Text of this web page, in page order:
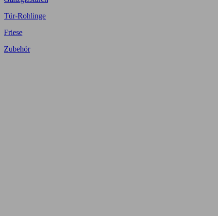
Tür-Rohlinge
Friese
Zubehör